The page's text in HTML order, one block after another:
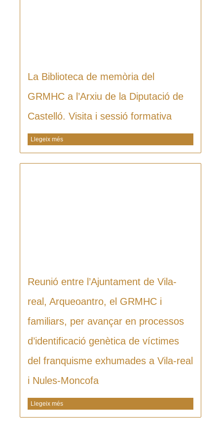
La Biblioteca de memòria del
GRMHC a l’Arxiu de la Diputació de
Castelló. Visita i sessió formativa
Llegeix més
Reunió entre l’Ajuntament de Vila-
real, Arqueoantro, el GRMHC i
familiars, per avançar en processos
d’identificació genètica de víctimes
del franquisme exhumades a Vila-real
i Nules-Moncofa
Llegeix més